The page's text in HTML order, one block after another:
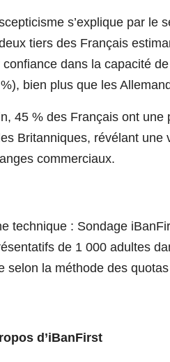
s’explique par le
tiers des Français
confiance dans la capacité
bien plus que les
45 % des Français ont
Britanniques, révélant une
commerciaux.
technique : Sondage
de 1 000 adultes
selon la méthode des
d’iBanFirst